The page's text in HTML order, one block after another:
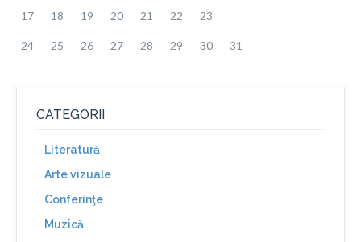
17 18 19 20 21 22 23
24 25 26 27 28 29 30 31
CATEGORII
Literatură
Arte vizuale
Conferinţe
Muzică